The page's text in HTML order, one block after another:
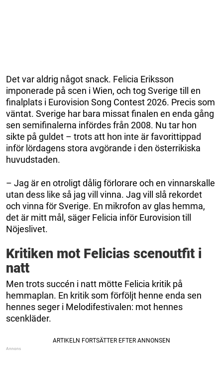
Det var aldrig något snack. Felicia Eriksson
imponerade på scen i Wien, och tog Sverige till en
finalplats i Eurovision Song Contest 2026. Precis som
väntat. Sverige har bara missat finalen en enda gång
sen semifinalerna infördes från 2008. Nu tar hon
sikte på guldet – trots att hon inte är favorittippad
inför lördagens stora avgörande i den österrikiska
huvudstaden.
– Jag är en otroligt dålig förlorare och en vinnarskalle
utan dess like så jag vill vinna. Jag vill slå rekordet
och vinna för Sverige. En mikrofon av glas hemma,
det är mitt mål, säger Felicia inför Eurovision till
Nöjeslivet.
Kritiken mot Felicias scenoutfit i
natt
Men trots succén i natt mötte Felicia kritik på
hemmaplan. En kritik som förföljt henne enda sen
hennes seger i Melodifestivalen: mot hennes
scenkläder.